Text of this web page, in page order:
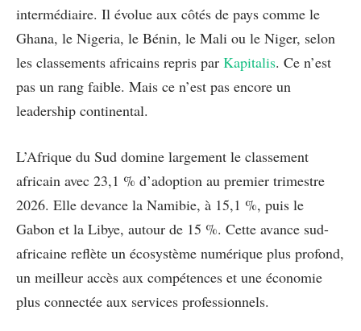
intermédiaire. Il évolue aux côtés de pays comme le
Ghana, le Nigeria, le Bénin, le Mali ou le Niger, selon
les classements africains repris par Kapitalis. Ce n’est
pas un rang faible. Mais ce n’est pas encore un
leadership continental.
L’Afrique du Sud domine largement le classement
africain avec 23,1 % d’adoption au premier trimestre
2026. Elle devance la Namibie, à 15,1 %, puis le
Gabon et la Libye, autour de 15 %. Cette avance sud-
africaine reflète un écosystème numérique plus profond,
un meilleur accès aux compétences et une économie
plus connectée aux services professionnels.